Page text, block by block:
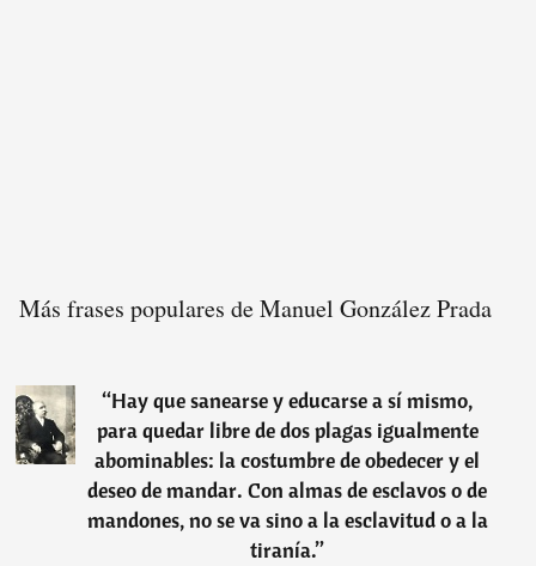
Más frases populares de Manuel González Prada
“Hay que sanearse y educarse a sí mismo,
para quedar libre de dos plagas igualmente
abominables: la costumbre de obedecer y el
deseo de mandar. Con almas de esclavos o de
mandones, no se va sino a la esclavitud o a la
tiranía.”